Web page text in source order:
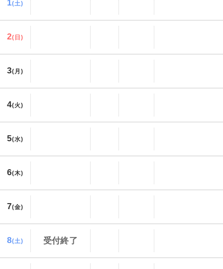
1(土)
2(日)
3(月)
4(火)
5(水)
6(木)
7(金)
8(土) 受付終了